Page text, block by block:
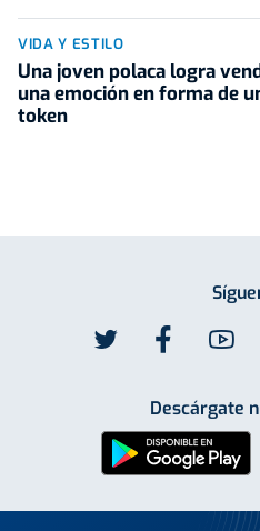
VIDA Y ESTILO
Una joven polaca logra
una emoción en forma de
token
Descárgate